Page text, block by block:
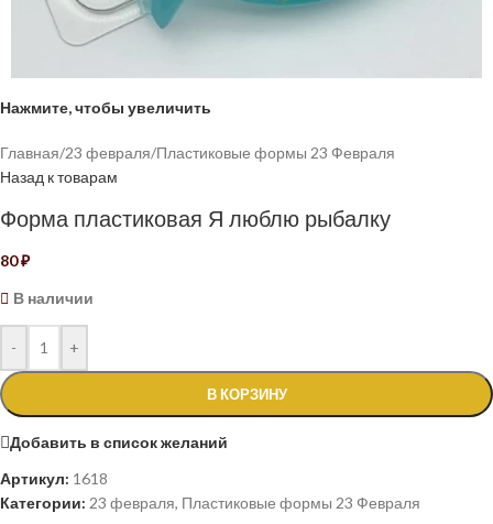
Нажмите, чтобы увеличить
Главная/23 февраля/Пластиковые формы 23 Февраля
Назад к товарам
Форма пластиковая Я люблю рыбалку
80₽
В наличии
- +
В КОРЗИНУ
Добавить в список желаний
Артикул: 1618
Категории: 23 февраля, Пластиковые формы 23 Февраля